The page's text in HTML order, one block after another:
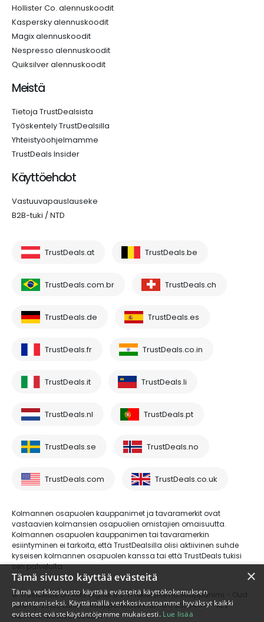
Hollister Co. alennuskoodit
Kaspersky alennuskoodit
Magix alennuskoodit
Nespresso alennuskoodit
Quiksilver alennuskoodit
Meistä
Tietoja TrustDealsista
Työskentely TrustDealsilla
Yhteistyöohjelmamme
TrustDeals Insider
Käyttöehdot
Vastuuvapauslauseke
B2B-tuki / NTD
TrustDeals.at TrustDeals.be
TrustDeals.com.br TrustDeals.ch
TrustDeals.de TrustDeals.es
TrustDeals.fr TrustDeals.co.in
TrustDeals.it TrustDeals.li
TrustDeals.nl TrustDeals.pt
TrustDeals.se TrustDeals.no
TrustDeals.com TrustDeals.co.uk
Kolmannen osapuolen kauppanimet ja tavaramerkit ovat
vastaavien kolmansien osapuolien omistajien omaisuutta.
Kolmannen osapuolen kauppanimen tai tavaramerkin
esiintyminen ei tarkoita, että TrustDealsilla olisi aktiivinen suhde
kyseisen kolmannen osapuolen kanssa tai että TrustDeals tukisi
sen palveluita.
© Trustdeals on AMS Digital B.V.:n rekisteröimä kauppanimi - Oud
Laren 1, 1251BL, Laren - kaupparekisterinumero 80264174 - ALV-
numero: NL861609360B01
×
Tämä sivusto käyttää evästeitä
Tämä verkkosivusto käyttää evästeitä käyttökokemuksen
parantamiseksi. Käyttämällä verkkosivustoamme hyväksyt kaikki
evästeet evästekäytäntöjemme mukaisesti. Lue lisää